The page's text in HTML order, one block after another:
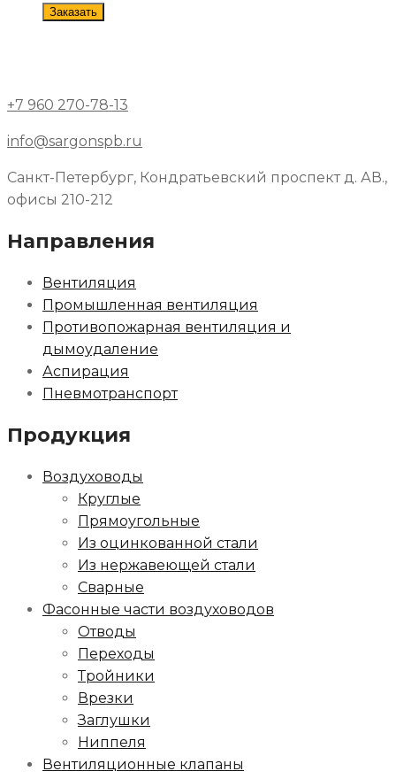
Заказать
+7 960 270-78-13
info@sargonspb.ru
Санкт-Петербург, Кондратьевский проспект д. АВ.,
офисы 210-212
Направления
Вентиляция
Промышленная вентиляция
Противопожарная вентиляция и
дымоудаление
Аспирация
Пневмотранспорт
Продукция
Воздуховоды
Круглые
Прямоугольные
Из оцинкованной стали
Из нержавеющей стали
Сварные
Фасонные части воздуховодов
Отводы
Переходы
Тройники
Врезки
Заглушки
Ниппеля
Вентиляционные клапаны